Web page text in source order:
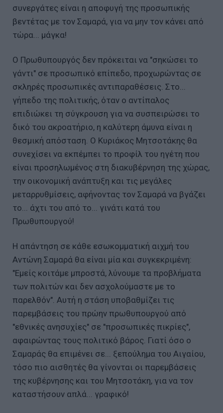
συνεργάτες είναι η αποφυγή της προσωπικής
βεντέτας με τον Σαμαρά, για να μην τον κάνει από
τώρα... μάγκα!
Ο Πρωθυπουργός δεν πρόκειται να "σηκώσει το
γάντι" σε προσωπικό επίπεδο, προχωρώντας σε
σκληρές προσωπικές αντιπαραθέσεις. Στο...
γήπεδο της πολιτικής, όταν ο αντίπαλος
επιδιώκει τη σύγκρουση για να συσπειρώσει το
δικό του ακροατήριο, η καλύτερη άμυνα είναι η
θεσμική απόσταση. Ο Κυριάκος Μητσοτάκης θα
συνεχίσει να εκπέμπει το προφίλ του ηγέτη που
είναι προσηλωμένος στη διακυβέρνηση της χώρας,
την οικονομική ανάπτυξη και τις μεγάλες
μεταρρυθμίσεις, αφήνοντας τον Σαμαρά να βγάζει
το... άχτι του από το... γινάτι κατά του
Πρωθυπουργού!
Η απάντηση σε κάθε εσωκομματική αιχμή του
Αντώνη Σαμαρά θα είναι μία και συγκεκριμένη:
"Εμείς κοιτάμε μπροστά, λύνουμε τα προβλήματα
των πολιτών και δεν ασχολούμαστε με το
παρελθόν". Αυτή η στάση υποβαθμίζει τις
παρεμβάσεις του πρώην πρωθυπουργού από
"εθνικές ανησυχίες" σε "προσωπικές πικρίες",
αφαιρώντας τους πολιτικό βάρος. Γιατί όσο ο
Σαμαράς θα επιμένει σε... ξεπούλημα του Αιγαίου,
τόσο πιο αισθητές θα γίνονται οι παρεμβάσεις
της κυβέρνησης και του Μητσοτάκη, για να τον
καταστήσουν απλά... γραφικό!